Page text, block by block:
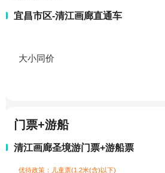
宜昌市区-清江画廊直通车
大小同价
门票+游船
清江画廊圣境游门票+游船票
优待政策：儿童票(1.2米(含)以下)